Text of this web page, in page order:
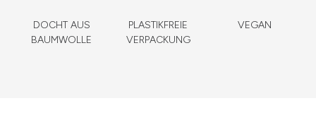
DOCHT AUS
BAUMWOLLE
PLASTIKFREIE
VERPACKUNG
VEGAN